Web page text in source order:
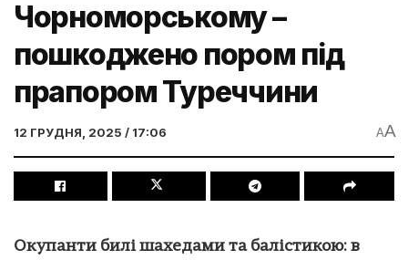
Чорноморському –
пошкоджено пором під
прапором Туреччини
12 ГРУДНЯ, 2025 / 17:06 AA
Окупанти билі шахедами та балістикою: в